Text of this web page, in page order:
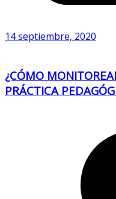
14 septiembre, 2020
¿CÓMO
PRÁCTICA